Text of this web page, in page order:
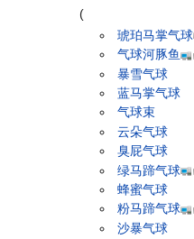
(
琥珀马掌气球
气球河豚鱼
暴雪气球
蓝马掌气球
气球束
云朵气球
臭屁气球
绿马蹄气球
蜂蜜气球
粉马蹄气球
沙暴气球